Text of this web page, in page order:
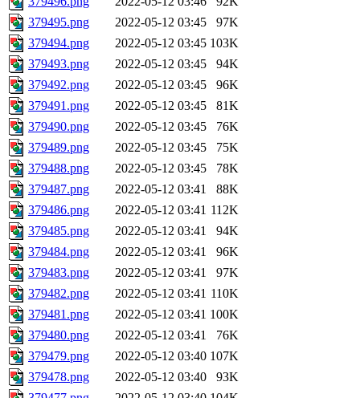
379495.png
2022-05-12 03:45
97K
379494.png
2022-05-12 03:45 103K
379493.png
2022-05-12 03:45
94K
379492.png
2022-05-12 03:45
96K
379491.png
2022-05-12 03:45
81K
379490.png
2022-05-12 03:45
76K
379489.png
2022-05-12 03:45
75K
379488.png
2022-05-12 03:45
78K
379487.png
2022-05-12 03:41
88K
379486.png
2022-05-12 03:41 112K
379485.png
2022-05-12 03:41
94K
379484.png
2022-05-12 03:41
96K
379483.png
2022-05-12 03:41
97K
379482.png
2022-05-12 03:41 110K
379481.png
2022-05-12 03:41 100K
379480.png
2022-05-12 03:41
76K
379479.png
2022-05-12 03:40 107K
379478.png
2022-05-12 03:40
93K